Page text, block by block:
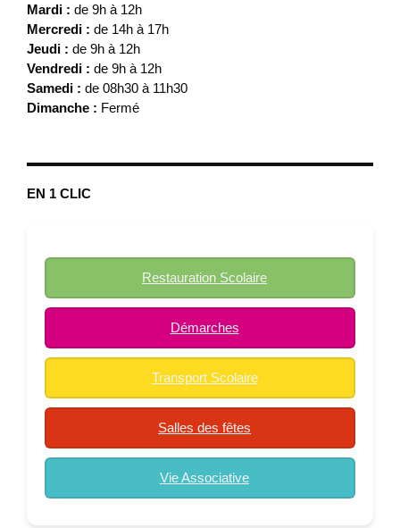
Mardi : de 9h à 12h
Mercredi : de 14h à 17h
Jeudi : de 9h à 12h
Vendredi : de 9h à 12h
Samedi : de 08h30 à 11h30
Dimanche : Fermé
EN 1 CLIC
Restauration Scolaire
Démarches
Transport Scolaire
Salles des fêtes
Vie Associative